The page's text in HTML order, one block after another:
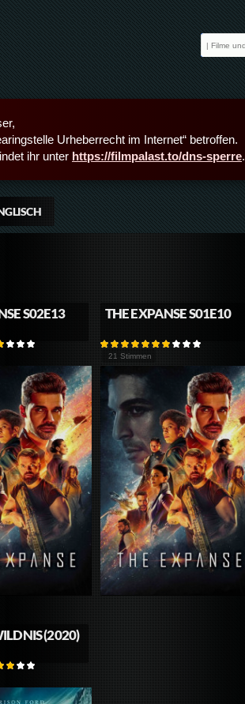
Urheberrecht im Internet“ betroffen.
ihr unter https://filmpalast.to/dns-sperre.
S02E13 THE EXPANSE S01E10
21 Stimmen
(2020)